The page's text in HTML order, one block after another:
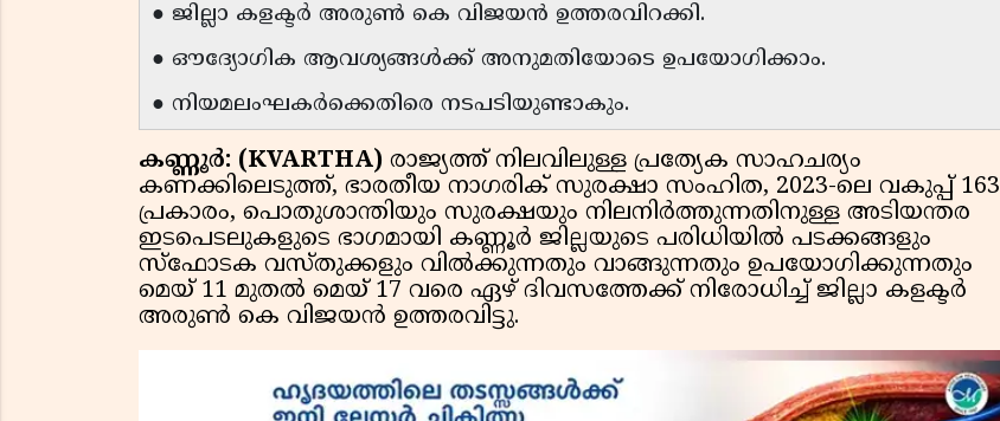
● ജില്ലാ കളക്ടർ അരുൺ കെ വിജയൻ ഉത്തരവിറക്കി.
● ഔദ്യോഗിക ആവശ്യങ്ങൾക്ക് അനുമതിയോടെ ഉപയോഗിക്കാം.
● നിയമലംഘകർക്കെതിരെ നടപടിയുണ്ടാകും.
കണ്ണൂർ: (KVARTHA) രാജ്യത്ത് നിലവിലുള്ള പ്രത്യേക സാഹചര്യം
കണക്കിലെടുത്ത്, ഭാരതീയ നാഗരിക് സുരക്ഷാ സംഹിത, 2023-ലെ വകുപ്പ് 163
പ്രകാരം, പൊതുശാന്തിയും സുരക്ഷയും നിലനിർത്തുന്നതിനുള്ള അടിയന്തര
ഇടപെടലുകളുടെ ഭാഗമായി കണ്ണൂർ ജില്ലയുടെ പരിധിയിൽ പടക്കങ്ങളും
സ്ഫോടക വസ്തുക്കളും വിൽക്കുന്നതും വാങ്ങുന്നതും ഉപയോഗിക്കുന്നതും
മെയ് 11 മുതൽ മെയ് 17 വരെ ഏഴ് ദിവസത്തേക്ക് നിരോധിച്ച് ജില്ലാ കളക്ടർ
അരുൺ കെ വിജയൻ ഉത്തരവിട്ടു.